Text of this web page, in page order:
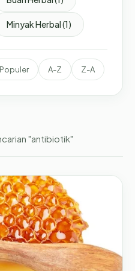
Minyak Herbal (1)
Populer A-Z Z-A
"antibiotik"